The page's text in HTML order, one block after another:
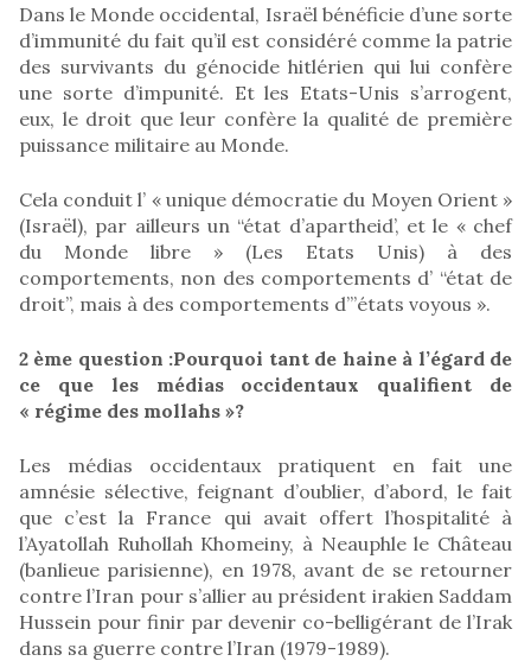
Dans le Monde occidental, Israël bénéficie d’une sorte
d’immunité du fait qu’il est considéré comme la patrie
des survivants du génocide hitlérien qui lui confère
une sorte d’impunité. Et les Etats-Unis s’arrogent,
eux, le droit que leur confère la qualité de première
puissance militaire au Monde.
Cela conduit l’ « unique démocratie du Moyen Orient »
(Israël), par ailleurs un “état d’apartheid’, et le « chef
du Monde libre » (Les Etats Unis) à des
comportements, non des comportements d’ “état de
droit”, mais à des comportements d’”états voyous ».
2 ème question :Pourquoi tant de haine à l’égard de
ce que les médias occidentaux qualifient de
« régime des mollahs »?
Les médias occidentaux pratiquent en fait une
amnésie sélective, feignant d’oublier, d’abord, le fait
que c’est la France qui avait offert l’hospitalité à
l’Ayatollah Ruhollah Khomeiny, à Neauphle le Château
(banlieue parisienne), en 1978, avant de se retourner
contre l’Iran pour s’allier au président irakien Saddam
Hussein pour finir par devenir co-belligérant de l’Irak
dans sa guerre contre l’Iran (1979-1989).